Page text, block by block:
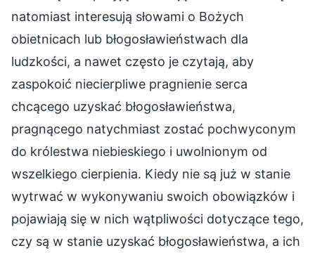
natomiast interesują słowami o Bożych
obietnicach lub błogosławieństwach dla
ludzkości, a nawet często je czytają, aby
zaspokoić niecierpliwe pragnienie serca
chcącego uzyskać błogosławieństwa,
pragnącego natychmiast zostać pochwyconym
do królestwa niebieskiego i uwolnionym od
wszelkiego cierpienia. Kiedy nie są już w stanie
wytrwać w wykonywaniu swoich obowiązków i
pojawiają się w nich wątpliwości dotyczące tego,
czy są w stanie uzyskać błogosławieństwa, a ich